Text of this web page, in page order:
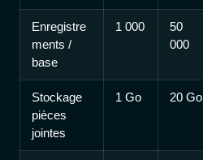
Enregistre
ments /
base
1 000
50
000
Stockage
pièces
jointes
1 Go 20 Go